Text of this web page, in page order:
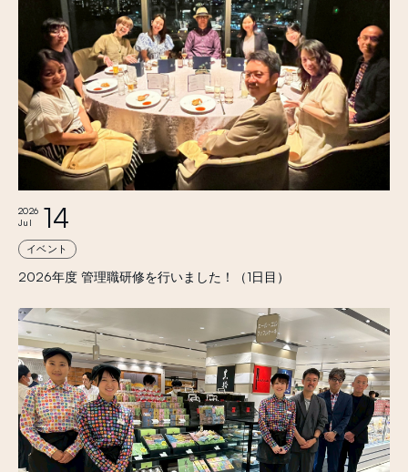
2026年度 管理職研修を行いました！（1日目）
2026
Jul
14
イベント